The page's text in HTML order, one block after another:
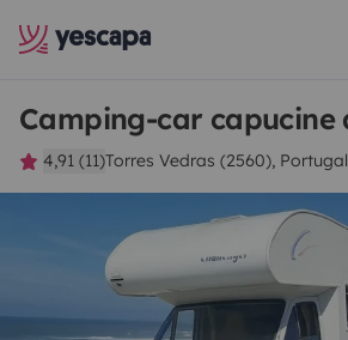
4,91 (11)Torres Vedras (2560), Portugal